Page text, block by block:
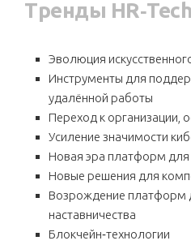
Тренды HR‑Tech
Эволюция
Инструменты для
удалённой работы
Переход к организации,
Усиление значимости
Новая эра платформ
Новые решения для
Возрождение платформ
наставничества
Блокчейн‑технологии